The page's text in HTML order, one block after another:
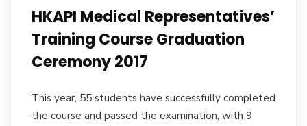
HKAPI Medical Representatives’
Training Course Graduation
Ceremony 2017
This year, 55 students have successfully completed
the course and passed the examination, with 9